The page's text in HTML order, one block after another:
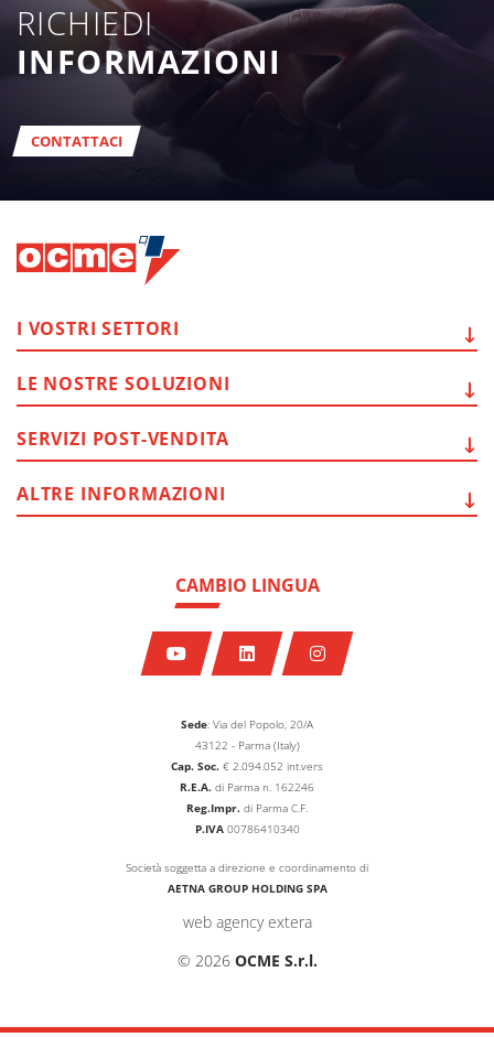
RICHIEDI
INFORMAZIONI
CONTATTACI
Sede: Via del Popolo, 20/A
43122 - Parma (Italy)
Cap. Soc. € 2.094.052 int.vers
R.E.A. di Parma n. 162246
Reg.Impr. di Parma C.F.
P.IVA00786410340
Società soggetta a direzione e coordinamento di
AETNA GROUP HOLDING SPA
web agency extera
© 2026 OCME S.r.l.
CAMBIO LINGUA
I VOSTRI SETTORI
LE NOSTRE SOLUZIONI
SERVIZI POST-VENDITA
ALTRE INFORMAZIONI